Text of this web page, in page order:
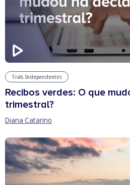
Trab. Independentes
Recibos verdes: O que
trimestral?
Diana Catarino